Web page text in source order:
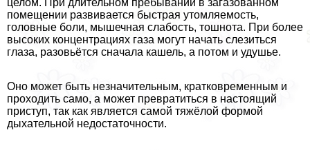
помещении развивается быстрая утомляемость,
головные боли, мышечная слабость, тошнота. При более
высоких концентрациях газа могут начать слезиться
глаза, разовьётся сначала кашель, а потом и удушье.
Оно может быть незначительным, кратковременным и
проходить само, а может превратиться в настоящий
приступ, так как является самой тяжёлой формой
дыхательной недостаточности.